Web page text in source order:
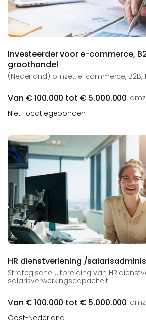
Investeerder voor e-commerce,
groothandel
(Nederland) omzet, e-commerce, B2B,
Van € 100.000 tot € 5.000.000
Niet-locatiegebonden
HR dienstverlening /
Strategische uitbreiding van HR
salarisverwerkingscapaciteit
Van € 100.000 tot € 5.000.000
Oost-Nederland